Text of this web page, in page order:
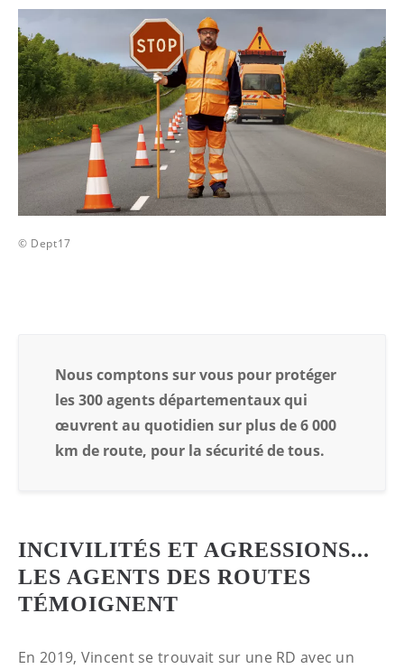
© Dept17
Nous comptons sur vous pour protéger
les 300 agents départementaux qui
œuvrent au quotidien sur plus de 6 000
km de route, pour la sécurité de tous.
INCIVILITÉS ET AGRESSIONS...
LES AGENTS DES ROUTES
TÉMOIGNENT
En 2019, Vincent se trouvait sur une RD avec un